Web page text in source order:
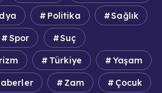
Politika Sağlık
Spor Suç
Türkiye Yaşam
Zam Çocuk